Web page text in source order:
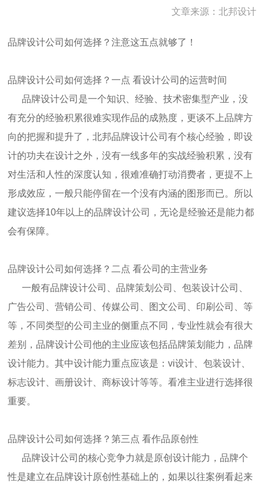
文章来源：北邦设计
品牌设计公司如何选择？注意这五点就够了！
品牌设计公司如何选择？一点 看设计公司的运营时间
品牌设计公司是一个知识、经验、技术密集型产业，没
有充分的经验积累很难实现作品的成熟度，更谈不上品牌方
向的把握和提升了，北邦品牌设计公司有个核心经验，即设
计的功夫在设计之外，没有一线多年的实战经验积累，没有
对生活和人性的深度认知，很难准确打动消费者，更提不上
形成效应，一般只能停留在一个没有内涵的图形而已。所以
建议选择10年以上的品牌设计公司，无论是经验还是能力都
会有保障。
品牌设计公司如何选择？二点 看公司的主营业务
一般有品牌设计公司、品牌策划公司、包装设计公司、
广告公司、营销公司、传媒公司、图文公司、印刷公司、等
等，不同类型的公司主业的侧重点不同，专业性就会有很大
差别，品牌设计公司他的主业应该包括品牌策划能力，品牌
设计能力。其中设计能力重点应该是：vi设计、包装设计、
标志设计、画册设计、商标设计等等。看准主业进行选择很
重要。
品牌设计公司如何选择？第三点 看作品原创性
品牌设计公司的核心竞争力就是原创设计能力，品牌个
性是建立在品牌设计原创性基础上的，如果以往案例看起来